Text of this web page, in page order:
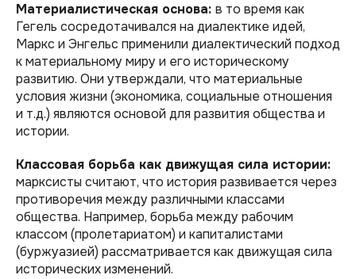
Материалистическая основа: в то время как
Гегель сосредотачивался на диалектике идей,
Маркс и Энгельс применили диалектический подход
к материальному миру и его историческому
развитию. Они утверждали, что материальные
условия жизни (экономика, социальные отношения
и т.д.) являются основой для развития общества и
истории.
Классовая борьба как движущая сила истории:
марксисты считают, что история развивается через
противоречия между различными классами
общества. Например, борьба между рабочим
классом (пролетариатом) и капиталистами
(буржуазией) рассматривается как движущая сила
исторических изменений.